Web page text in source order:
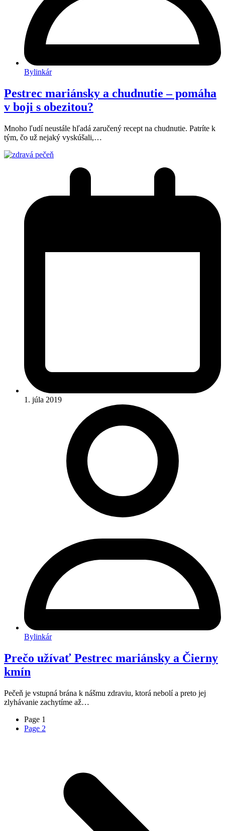
Bylinkár
Pestrec mariánsky a chudnutie – pomáha
v boji s obezitou?
Mnoho ľudí neustále hľadá zaručený recept na chudnutie. Patríte k
tým, čo už nejaký vyskúšali,…
1. júla 2019
Bylinkár
Prečo užívať Pestrec mariánsky a Čierny
kmín
Pečeň je vstupná brána k nášmu zdraviu, ktorá nebolí a preto jej
zlyhávanie zachytíme až…
Page 1
Page 2